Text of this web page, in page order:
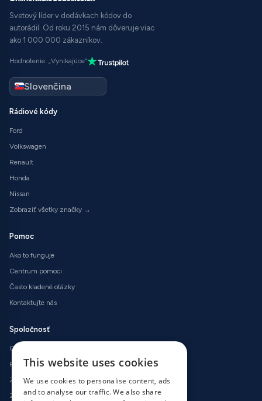
Svetový líder v dodávkach kódov do
autorádií. Od roku 2015 nám dôveruje viac
ako 1 000 000 zákazníkov.
Hodnotenie: „Vynikajúce“
Rádiové kódy
Ford
Volkswagen
Renault
Honda
Nissan
Zobraziť všetky značky →
Pomoc
Ako to funguje
Centrum pomoci
Často kladené otázky
Kontaktujte nás
Spoločnosť
O nás
Podmienky používania
Zásady ochrany osobných údajov
Zásady používania súborov cookie
This website uses cookies
We use cookies to personalise content, ads
and to analyse our traffic. We also share